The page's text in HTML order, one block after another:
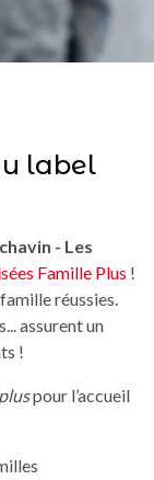
label
- Les
Famille Plus !
réussies.
assurent un
!
pour l’accueil